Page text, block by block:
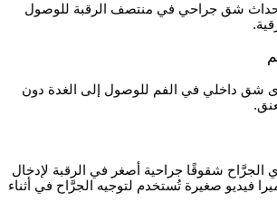
شق جراحي في منتصف الرقبة للوصول
شق داخلي في الفم للوصول إلى الغدة دون
الجرَّاح شقوقًا جراحية أصغر في الرقبة لإدخال
فيديو صغيرة تُستخدم لتوجيه الجرَّاح في أثناء